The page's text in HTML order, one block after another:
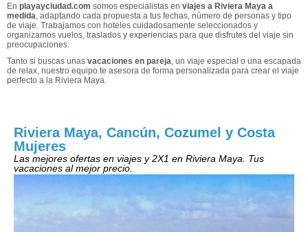
En playayciudad.com somos especialistas en viajes a Riviera Maya a
medida , adaptando cada propuesta a tus fechas, número de personas y tipo
de viaje. Trabajamos con hoteles cuidadosamente seleccionados y
organizamos vuelos, traslados y experiencias para que disfrutes del viaje sin
preocupaciones.
Tanto si buscas unas vacaciones en pareja , un viaje especial o una escapada
de relax, nuestro equipo te asesora de forma personalizada para crear el viaje
perfecto a la Riviera Maya.
Riviera Maya, Cancún, Cozumel y Costa
Mujeres
Las mejores ofertas en viajes y 2X1 en Riviera Maya. Tus
vacaciones al mejor precio.